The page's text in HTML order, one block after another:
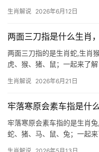
岁至51岁者易得领导赏识，
生肖解说 2026年6月12日
两面三刀指是什么生肖
两面三刀指的是生肖蛇,生肖
虎、猴、猪、鼠；一起来了
藏，既能蛰伏待机，亦可一
生肖解说 2026年6月21日
牢落寒原会素车指是什
牢落寒原会素车指的是生肖
蛇、猪、马、鼠、兔；一起